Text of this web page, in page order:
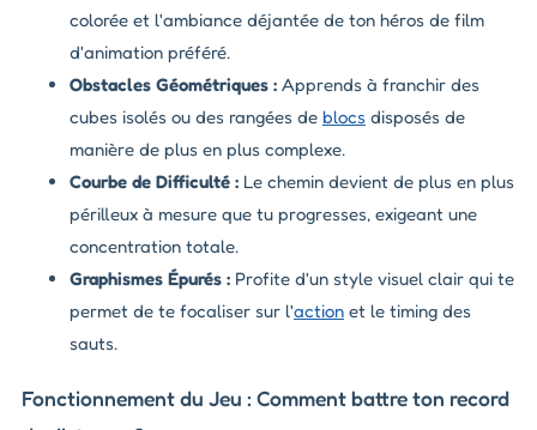
colorée et l'ambiance déjantée de ton héros de film
d'animation préféré.
Obstacles Géométriques : Apprends à franchir des
cubes isolés ou des rangées de blocs disposés de
manière de plus en plus complexe.
Courbe de Difficulté : Le chemin devient de plus en plus
périlleux à mesure que tu progresses, exigeant une
concentration totale.
Graphismes Épurés : Profite d'un style visuel clair qui te
permet de te focaliser sur l'action et le timing des
sauts.
Fonctionnement du Jeu : Comment battre ton record